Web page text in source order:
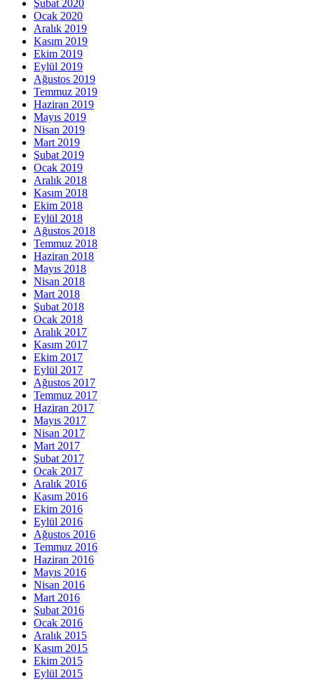
Şubat 2020
Ocak 2020
Aralık 2019
Kasım 2019
Ekim 2019
Eylül 2019
Ağustos 2019
Temmuz 2019
Haziran 2019
Mayıs 2019
Nisan 2019
Mart 2019
Şubat 2019
Ocak 2019
Aralık 2018
Kasım 2018
Ekim 2018
Eylül 2018
Ağustos 2018
Temmuz 2018
Haziran 2018
Mayıs 2018
Nisan 2018
Mart 2018
Şubat 2018
Ocak 2018
Aralık 2017
Kasım 2017
Ekim 2017
Eylül 2017
Ağustos 2017
Temmuz 2017
Haziran 2017
Mayıs 2017
Nisan 2017
Mart 2017
Şubat 2017
Ocak 2017
Aralık 2016
Kasım 2016
Ekim 2016
Eylül 2016
Ağustos 2016
Temmuz 2016
Haziran 2016
Mayıs 2016
Nisan 2016
Mart 2016
Şubat 2016
Ocak 2016
Aralık 2015
Kasım 2015
Ekim 2015
Eylül 2015